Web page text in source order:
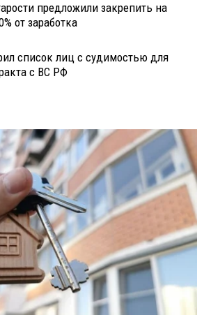
предложили закрепить на
от заработка
список лиц с судимостью для
с ВС РФ